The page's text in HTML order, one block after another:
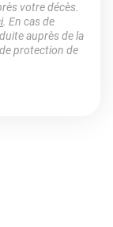
votre décès.
. En cas de
auprès de la
protection de